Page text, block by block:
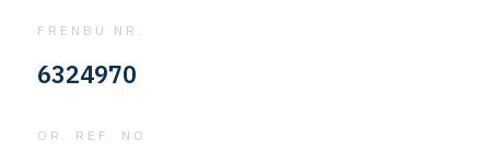
FRENBU NR.
6324970
OR. REF. NO